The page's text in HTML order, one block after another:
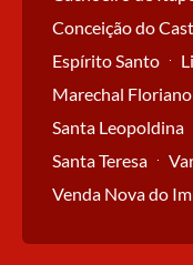
Conceição do
Espírito Santo
Marechal Floriano
Santa Leopoldina
Santa Teresa
Venda Nova do